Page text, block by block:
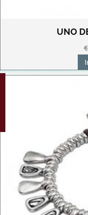
UNO
€